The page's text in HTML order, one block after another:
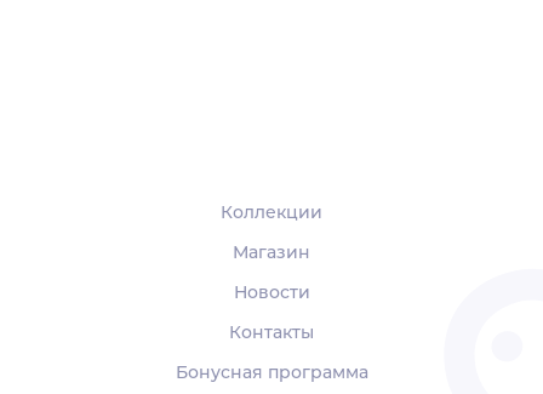
Коллекции
Магазин
Новости
Контакты
Бонусная программа